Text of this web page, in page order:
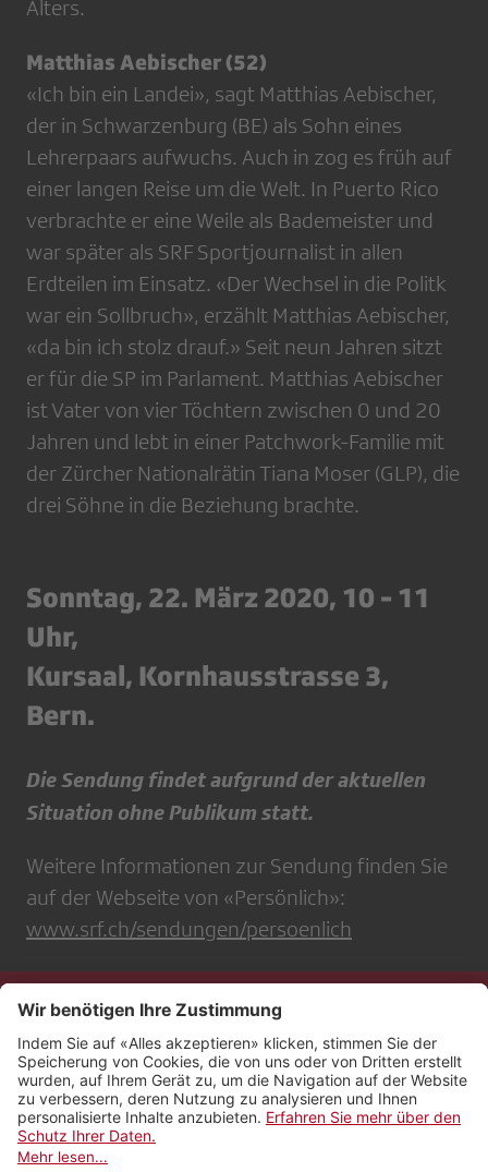
Alters.
Matthias Aebischer (52)
«Ich bin ein Landei», sagt Matthias Aebischer,
der in Schwarzenburg (BE) als Sohn eines
Lehrerpaars aufwuchs. Auch in zog es früh auf
einer langen Reise um die Welt. In Puerto Rico
verbrachte er eine Weile als Bademeister und
war später als SRF Sportjournalist in allen
Erdteilen im Einsatz. «Der Wechsel in die Politk
war ein Sollbruch», erzählt Matthias Aebischer,
«da bin ich stolz drauf.» Seit neun Jahren sitzt
er für die SP im Parlament. Matthias Aebischer
ist Vater von vier Töchtern zwischen 0 und 20
Jahren und lebt in einer Patchwork-Familie mit
der Zürcher Nationalrätin Tiana Moser (GLP), die
drei Söhne in die Beziehung brachte.
Sonntag, 22. März 2020, 10 - 11
Uhr,
Kursaal, Kornhausstrasse 3,
Bern.
Die Sendung findet aufgrund der aktuellen
Situation ohne Publikum statt.
Weitere Informationen zur Sendung finden Sie
auf der Webseite von «Persönlich»:
www.srf.ch/sendungen/persoenlich
Kontakt
Impressum
Rechtliches
Netiquette